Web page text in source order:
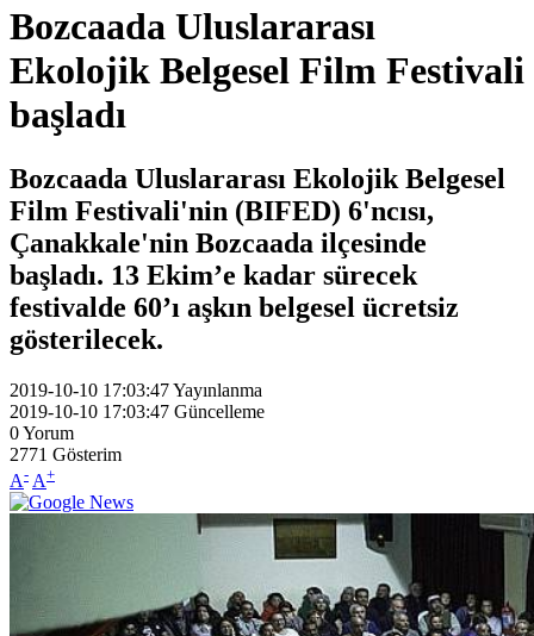
Bozcaada Uluslararası
Ekolojik Belgesel Film Festivali
başladı
Bozcaada Uluslararası Ekolojik Belgesel
Film Festivali'nin (BIFED) 6'ncısı,
Çanakkale'nin Bozcaada ilçesinde
başladı. 13 Ekim’e kadar sürecek
festivalde 60’ı aşkın belgesel ücretsiz
gösterilecek.
2019-10-10 17:03:47Yayınlanma
2019-10-10 17:03:47 Güncelleme
0Yorum
2771 Gösterim
A- A+